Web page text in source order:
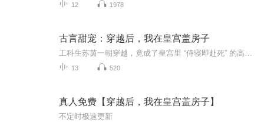
12 1978
古言甜宠：穿越后，我在皇宫盖房子
13 520
真人免费【穿越后，我在皇宫盖房子】
不定时极速更新